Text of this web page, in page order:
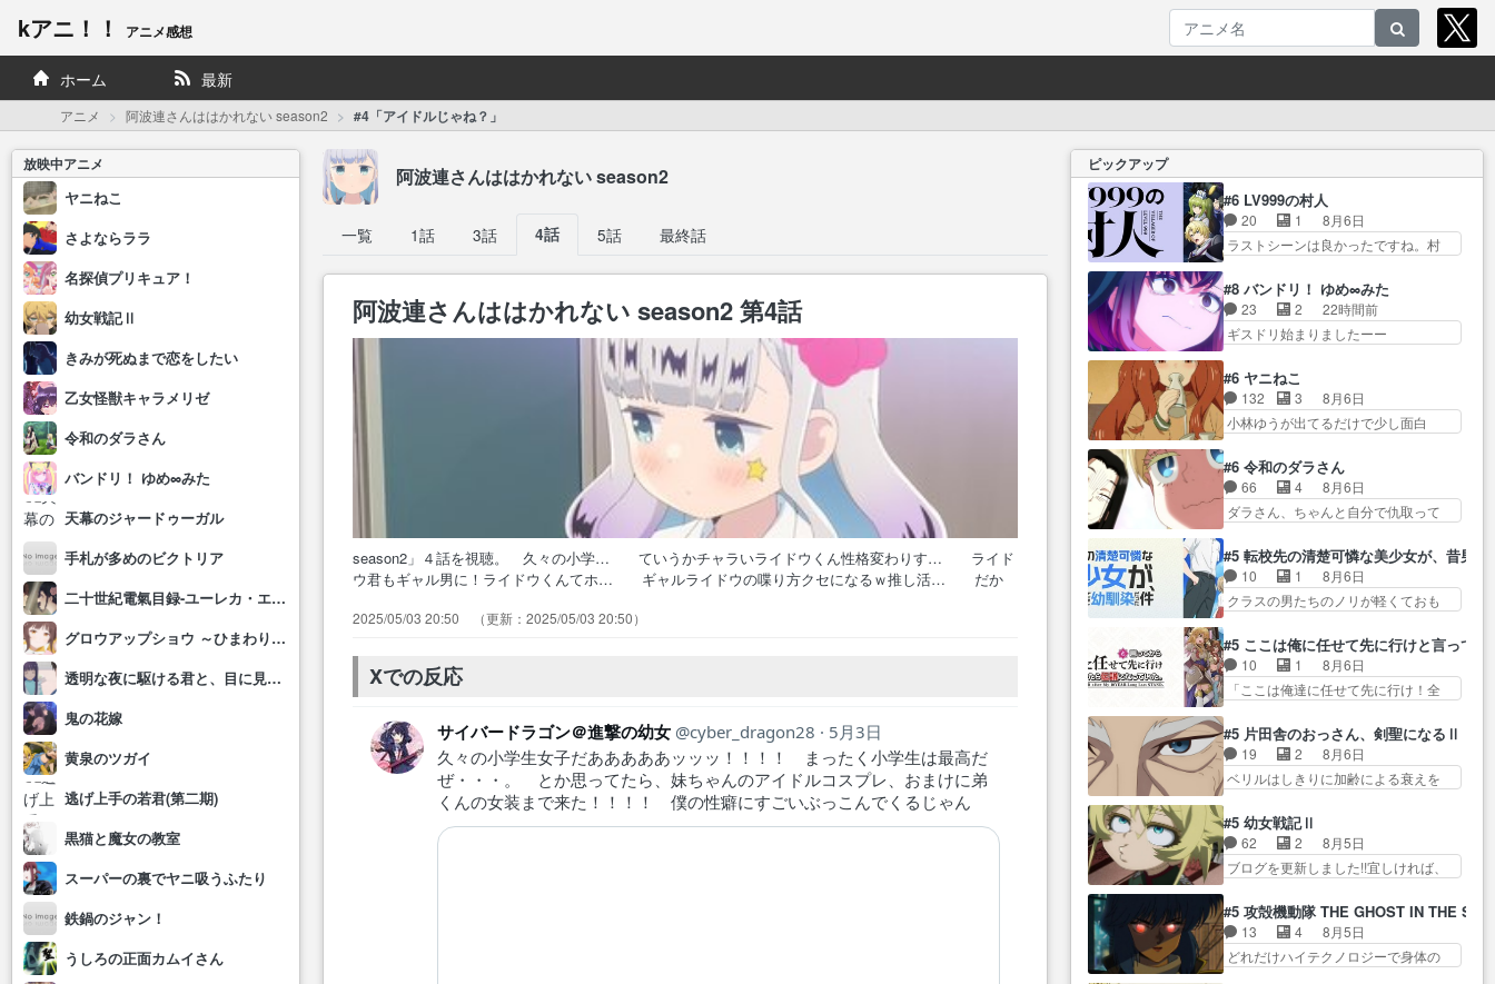
kアニ！！ アニメ感想
ホーム 最新
アニメ 阿波連さんははかれない season2 #4「アイドルじゃね？」
放映中アニメ
ヤニねこ
さよならララ
名探偵プリキュア！
幼女戦記Ⅱ
きみが死ぬまで恋をしたい
乙女怪獣キャラメリゼ
令和のダラさん
バンドリ！ ゆめ∞みた
天幕のジャードゥーガル
手札が多めのビクトリア
二十世紀電氣目録-ユーレカ・エヴリカ-
グロウアップショウ ～ひまわりのサーカス団～
透明な夜に駆ける君と、目に見えない恋をした。
鬼の花嫁
黄泉のツガイ
逃げ上手の若君(第二期)
黒猫と魔女の教室
スーパーの裏でヤニ吸うふたり
鉄鍋のジャン！
うしろの正面カムイさん
阿波連さんははかれない season2
一覧 1話 3話 4話 5話 最終話
阿波連さんははかれない season2 第4話
season2」４話を視聴。 久々の小学… ていうかチャラいライドウくん性格変わりす… ライド
ウ君もギャル男に！ライドウくんてホ… ギャルライドウの喋り方クセになるｗ推し活… だか
にギャルになったw何でお前の口調も軽く… チャラ男ライドウくんとアイドル阿波連シス… 何
2025/05/03 20:50 2025/05/03 20:50
Xでの反応
サイバードラゴン＠進撃の幼女 cyber_dragon28
5月3日
久々の小学生女子だあああああッッッ！！！！ まったく小学生は最高だ
ぜ・・・。 とか思ってたら、妹ちゃんのアイドルコスプレ、おまけに弟
くんの女装まで来た！！！！ 僕の性癖にすごいぶっこんでくるじゃん
ピックアップ
#6 LV999の村人
20 1
8月6日
ラストシーンは良かったですね。村
鬼モードフィンガーシリ… アリ
スと10年後に結婚の約束をした鏡ず
っ… カジノスタッフ募集するも
集まらない更に追… 王命でクル
ビ… 最強の村人・鏡との出会い
で少しは変わった… やはり何か
悲しい過去がありそうな。鏡の
深そうやね姫を舐… 新キャラが
登場早々変態扱いされてる件。
タ… まだまだお元気そうなお声
で……不意打ち過…
#8 バンドリ！ ゆめ∞みた
23 2
22時間前
ギスドリ始まりましたーー
めっちゃ情緒不安定になってて
怖… 超回復を見守っていかない
と、ですね！！み… 開幕聞き取
りスタッフに定治いなかった？
節介だったりする… ビオラの立
ち回り害悪すぎるお近づきの印
が… ・律っちゃん明るくなった
た一難、律がビオラの呪縛か
ら… 「私はあなたが嫌いなんで
す」「バンドやめ… 何が起きて
いるのか！？次週、みゅーたいぷ…
#6 ヤニねこ
132 3
8月6日
小林ゆうが出てるだけで少し面白
◯◯◯される強制百合を期待
し… ヒグマドンってなんな
ん！？人見知りっぽい… なんな
ら下ネタ0じゃなかったかこんな回
イルドな回だった… 今回はだい
ぶある程度抑えてる？w感じな
気… アルねこ、そうはならんや
生きていたゴキブリ死んでる
GP… アルねこ危険ですよね。健
康的な面で··江… 酔い潰れ行き着
いた江ノ島で、朝日を眺めな…
#6 令和のダラさん
66 4
8月6日
ダラさん、ちゃんと自分で仇取って
じゃないのよケロロじゃ… ロボ
ットに憧れてビーム撃ちたいと…そ
うい… 余りにも凄惨なダラさん
の過去ダラさんの６… 過去編は
い… ガンガガン♪薫がなんかしっ
かり歌ってロマ… 姉巫女の誤
算、クソみたいな嫉妬の末路よ。
ン言うてないで… このアニメは
どこに行くのだろう、面白す
ぎ… 姉のした事はただ単に一族
を絶滅させただけ…
#5 転校先の清楚可憐な美少女が、昔男
10 1
8月6日
クラスの男たちのノリが軽くておも
いを拗らせているタイプ… みな
もちゃんが透けブラしててびっくり
して… レベルのキャラが登場。
相変わらず顔や体の… 隼人が春
じ… 第５話をU-NEXTで視聴しま
した。視聴… ラブコメで天然ジ
ゴロというかナチュラルヒ… み
不安に… 無理なダイエットは禁
物だけど、なかなか結… 「これ
からもお手入れ、がんばりゅ」あり
が…
#5 ここは俺に任せて先に行けと言って
10 1
8月6日
「ここは俺達に任せて先に行け！全
ロックが今、2人にあと… 木下鈴
奈（@0suzuna0）が【マリー…
村ごと乗っ取られてたら流石に気付
かないか… 《漫画版少し読んだ
クは敵に容赦無くブスっといくから
気持… 勇者パーティー再結成し
て先にいけで激アツ… 爆縮、幻
な… ねぇ猫耳ガール、敵の根城
に乗り込む事を同… 世もや替え
が利くと復活Pとは？！もう来週…
#5 片田舎のおっさん、剣聖になるⅡ
19 2
8月6日
ベリルはしきりに加齢による衰えを
ていた限界を超えて命の… いい
んじゃないですか。魔物の群を発見
した… アマプラにて視聴終わ
り！サーベルボア討伐… を言い
り… 先生としてのベリルが好き
だけど、今回みた… 4人だけでサ
ーベルボアを狩りに行く。野
#5 幼女戦記Ⅱ
62 2
8月5日
ブログを更新しました!!宜しければ、
選んだゼートゥーア… ゼートゥ
ーアの唯一の手駒が強すぎる笑あ
お… 私にとって完全にご褒美回
ゼー様の葉巻シー… やはりター
#5 攻殻機動隊 THE GHOST IN THE
13 4
8月5日
どれだけハイテクノロジーで身体の